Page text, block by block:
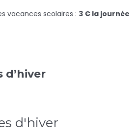
vacances scolaires : 3 € la journée
d’hiver
d'hiver